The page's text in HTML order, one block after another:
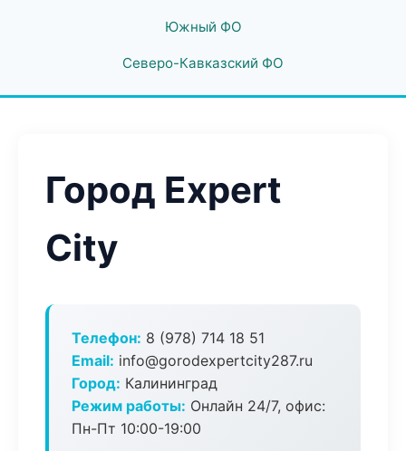
Южный ФО
Северо-Кавказский ФО
Город Expert
City
Телефон: 8 (978) 714 18 51
Email: info@gorodexpertcity287.ru
Город: Калининград
Режим работы: Онлайн 24/7, офис:
Пн-Пт 10:00-19:00